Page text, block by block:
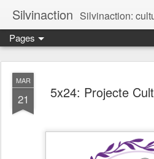
Silvinaction Silvinaction: cultura, oci i
Pages
MAR
21 5x24: Projecte